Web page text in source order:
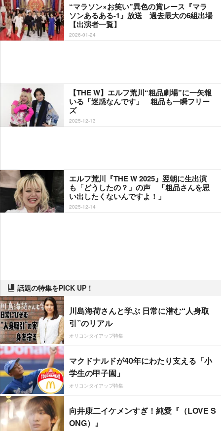
“マラソン×お笑い”異色の賞レース『マラ
ソンあるある-1』放送 過去最大の6組出場
【出演者一覧】
2026-01-24
【THE W】エルフ荒川“粗品劇場”に一矢報
いる「迷惑なんです」 粗品も一瞬フリー
ズ
2025-12-13
エルフ荒川『THE W 2025』翌朝に生出演
も「どうしたの？」の声 「粗品さんを思
い出したくないんですよ！」
2025-12-14
話題の特集をPICK UP！
川島海荷さんと学ぶ 日常に潜む“人身取
引”のリアル
オリコンタイアップ特集
マクドナルドが40年にわたり支える「小
学生の甲子園」
オリコンタイアップ特集
向井康二イケメンすぎ！純愛『（LOVE S
ONG）』